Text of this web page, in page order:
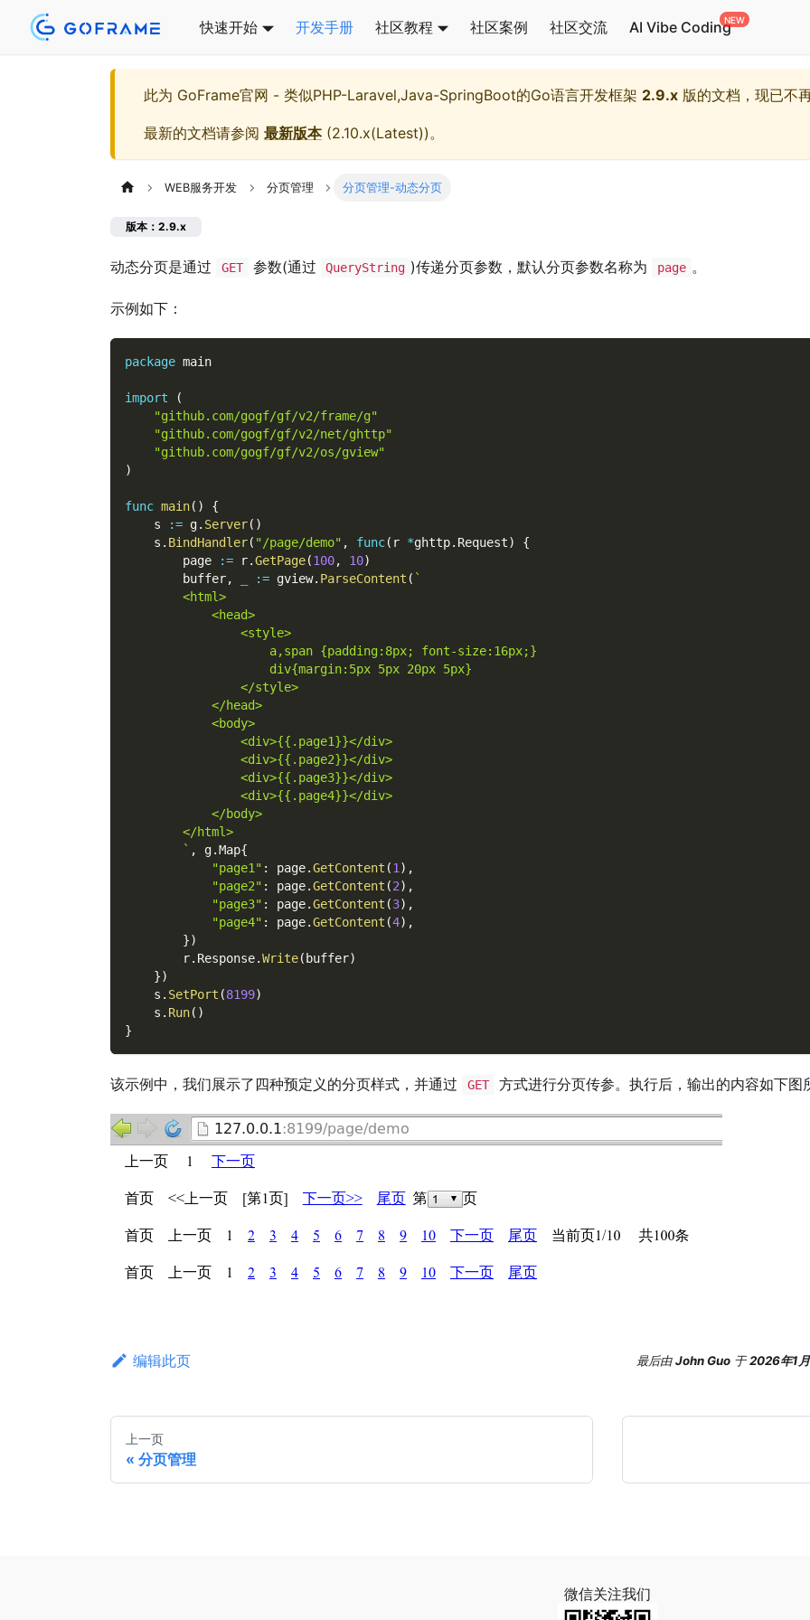
快速开始 开发手册 社区教程 社区案例 社区交流 AI Vibe Coding
此为 GoFrame官网 - 类似PHP-Laravel,Java-SpringBoot的Go语言开发框架 2.9.x 版的文档，现已不
最新的文档请参阅 最新版本(2.10.x(Latest))。
WEB服务开发 分页管理 分页管理-动态分页
版本：2.9.x
动态分页是通过 GET 参数(通过 QueryString )传递分页参数，默认分页参数名称为 page 。
示例如下：
package main
import
(
"github.com/gogf/gf/v2/frame/g"
"github.com/gogf/gf/v2/net/ghttp"
"github.com/gogf/gf/v2/os/gview"
)
func main( )
{
    s
:= g. Server( )
    s
. BindHandler( "/page/demo" , func( r *ghttp. Request)
{
        page
:= r.GetPage(100, 10)
        buffer
, := gview. ParseContent ( `
        <html>
            <head>
                <style>
                    a,span {padding:8px; font-size:16px;}
                    div{margin:5px 5px 20px 5px}
                </style>
            </head>
            <body>
                <div>{{.page1}}</div>
                <div>{{.page2}}</div>
                <div>{{.page3}}</div>
                <div>{{.page4}}</div>
            </body>
        </html>
        `
, g.Map{
"page1" : page.GetContent (1 ) ,
"page2" : page.GetContent (2) ,
"page3" : page.GetContent (3) ,
"page4" : page.GetContent (4) ,
})
        r
. Response.Write( buffer)
})
    s
. SetPort (8199)
    s
. Run( )
}
该示例中，我们展示了四种预定义的分页样式，并通过 GET 方式进行分页传参。执行后，输出的内容如下图
编辑此页 最后由John Guo 于2026年1
上一页
分页管理
微信关注我们